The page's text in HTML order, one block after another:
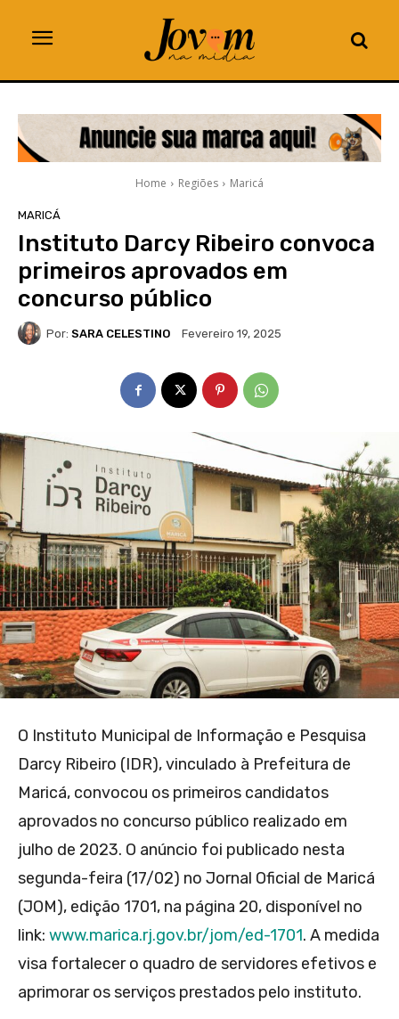
Home Regiões Maricá
MARICÁ
Instituto Darcy Ribeiro convoca
primeiros aprovados em
concurso público
Por: SARA CELESTINO Fevereiro 19, 2025
O Instituto Municipal de Informação e Pesquisa
Darcy Ribeiro (IDR), vinculado à Prefeitura de
Maricá, convocou os primeiros candidatos
aprovados no concurso público realizado em
julho de 2023. O anúncio foi publicado nesta
segunda-feira (17/02) no Jornal Oficial de Maricá
(JOM), edição 1701, na página 20, disponível no
link: www.marica.rj.gov.br/jom/ed-1701. A medida
visa fortalecer o quadro de servidores efetivos e
aprimorar os serviços prestados pelo instituto.